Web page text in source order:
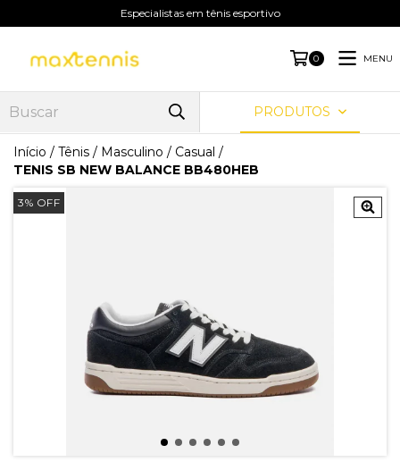
Especialistas em tênis esportivo
0 MENU
PRODUTOS
Início / Tênis / Masculino / Casual /
TENIS SB NEW BALANCE BB480HEB
3% OFF